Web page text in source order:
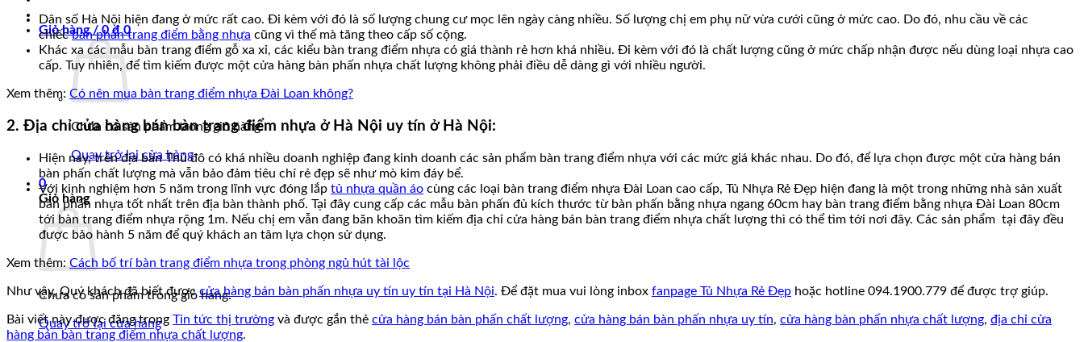
Giỏ hàng /0₫ 0
Chưa có sản phẩm trong giỏ hàng.
Quay trở lại cửa hàng
0
Giỏ hàng
Chưa có sản phẩm trong giỏ hàng.
Quay trở lại cửa hàng
Dân số Hà Nội hiện đang ở mức rất cao. Đi kèm với đó là số lượng chung cư mọc lên ngày càng nhiều. Số lượng chị em phụ nữ vừa cưới cũng ở mức cao. Do đó, nhu cầu về các
chiếcbàn phấn trang điểm bằng nhựa cũng vì thế mà tăng theo cấp số cộng.
Khác xa các mẫu bàn trang điểm gỗ xa xỉ, các kiểu bàn trang điểm nhựa có giá thành rẻ hơn khá nhiều. Đi kèm với đó là chất lượng cũng ở mức chấp nhận được nếu dùng loại nhựa cao
cấp. Tuy nhiên, để tìm kiếm được một cửa hàng bàn phấn nhựa chất lượng không phải điều dễ dàng gì với nhiều người.
Xem thêm: Có nên mua bàn trang điểm nhựa Đài Loan không?
2. Địa chỉ cửa hàng bán bàn trang điểm nhựa ở Hà Nội uy tín ở Hà Nội:
Hiện nay, trên địa bàn Thủ đô có khá nhiều doanh nghiệp đang kinh doanh các sản phẩm bàn trang điểm nhựa với các mức giá khác nhau. Do đó, để lựa chọn được một cửa hàng bán
bàn phấn chất lượng mà vẫn bảo đảm tiêu chí rẻ đẹp sẽ như mò kim đáy bể.
Với kinh nghiệm hơn 5 năm trong lĩnh vực đóng lắp tủ nhựa quần áo cùng các loại bàn trang điểm nhựa Đài Loan cao cấp, Tủ Nhựa Rẻ Đẹp hiện đang là một trong những nhà sản xuất
bàn phấn nhựa tốt nhất trên địa bàn thành phố. Tại đây cung cấp các mẫu bàn phấn đủ kích thước từ bàn phấn bằng nhựa ngang 60cm hay bàn trang điểm bằng nhựa Đài Loan 80cm
tới bàn trang điểm nhựa rộng 1m. Nếu chị em vẫn đang băn khoăn tìm kiếm địa chỉ cửa hàng bán bàn trang điểm nhựa chất lượng thì có thể tìm tới nơi đây. Các sản phẩm tại đây đều
được bảo hành 5 năm để quý khách an tâm lựa chọn sử dụng.
Xem thêm: Cách bố trí bàn trang điểm nhựa trong phòng ngủ hút tài lộc
Như vậy, Quý khách đã biết đượccửa hàng bán bàn phấn nhựa uy tín uy tín tại Hà Nội. Để đặt mua vui lòng inbox fanpage Tủ Nhựa Rẻ Đẹp hoặc hotline 094.1900.779 để được trợ giúp.
Bài viết này được đăng trong Tin tức thị trường và được gắn thẻ cửa hàng bán bàn phấn chất lượng, cửa hàng bán bàn phấn nhựa uy tín, cửa hàng bàn phấn nhựa chất lượng, địa chỉ cửa
hàng bán bàn trang điểm nhựa chất lượng.